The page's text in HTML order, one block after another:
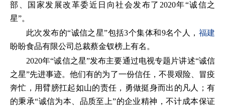
部、国家发展改革委近日向社会发布了2020年“诚信之
星”。
此次发布的“诚信之星”包括3个集体和9名个人， 福建
盼盼食品有限公司总裁蔡金钗榜上有名。
2020年“诚信之星”发布主要通过电视专题片讲述“诚信
之星”先进事迹。他们有的为了一份信任，不畏艰险、冒疫
奔忙，用臂膀扛起如山的责任，勇做挺身而出的凡人；有
的秉承“诚信为本、品质至上”的企业精神，不计成本保证